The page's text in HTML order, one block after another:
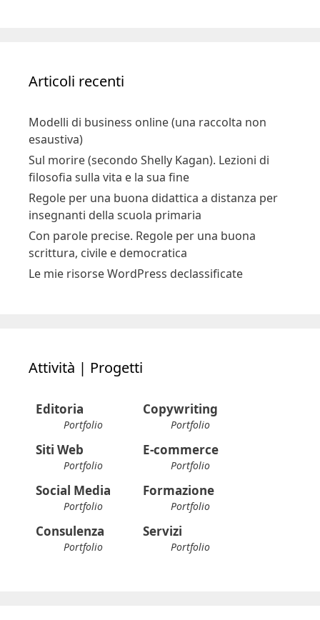
Articoli recenti
Modelli di business online (una raccolta non
esaustiva)
Sul morire (secondo Shelly Kagan). Lezioni di
filosofia sulla vita e la sua fine
Regole per una buona didattica a distanza per
insegnanti della scuola primaria
Con parole precise. Regole per una buona
scrittura, civile e democratica
Le mie risorse WordPress declassificate
Attività | Progetti
Editoria
Portfolio
Copywriting
Portfolio
Siti Web
Portfolio
E-commerce
Portfolio
Social Media
Portfolio
Formazione
Portfolio
Consulenza
Portfolio
Servizi
Portfolio